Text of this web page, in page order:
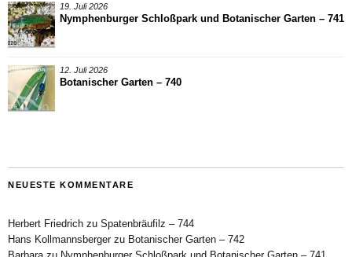
19. Juli 2026
Nymphenburger Schloßpark und Botanischer Garten – 741
12. Juli 2026
Botanischer Garten – 740
NEUESTE KOMMENTARE
Herbert Friedrich zu Spatenbräufilz – 744
Hans Kollmannsbergerzu Botanischer Garten – 742
Barbara zu Nymphenburger Schloßpark und Botanischer Garten – 741